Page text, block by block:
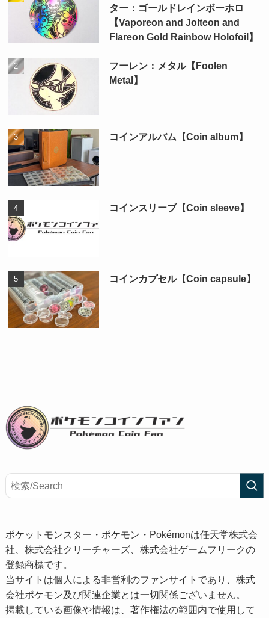
ター：ゴールドレインボーホロ
【Vaporeon and Jolteon and
Flareon Gold Rainbow Holofoil】
フーレン：メタル【Foolen
Metal】
コインアルバム【Coin album】
コインスリーブ【Coin sleeve】
コインカプセル【Coin capsule】
ポケットモンスター・ポケモン・Pokémonは任天堂株式会
社、株式会社クリーチャーズ、株式会社ゲームフリークの
登録商標です。
当サイトは個人による非営利のファンサイトであり、株式
会社ポケモン及び関連企業とは一切関係ございません。
掲載している画像や情報は、著作権法の範囲内で使用して